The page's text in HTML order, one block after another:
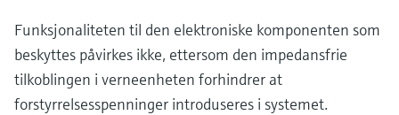
Funksjonaliteten til den elektroniske komponenten som
beskyttes påvirkes ikke, ettersom den impedansfrie
tilkoblingen i verneenheten forhindrer at
forstyrrelsesspenninger introduseres i systemet.